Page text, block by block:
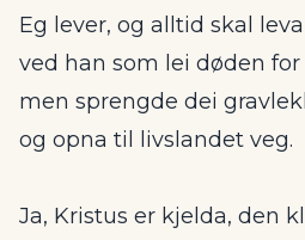
Eg lever, og alltid skal leva
ved han som lei døden for
men sprengde dei
og opna til livslandet veg.
Ja, Kristus er kjelda, den